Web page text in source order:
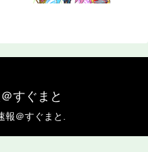
すぐまと
＠すぐまと.